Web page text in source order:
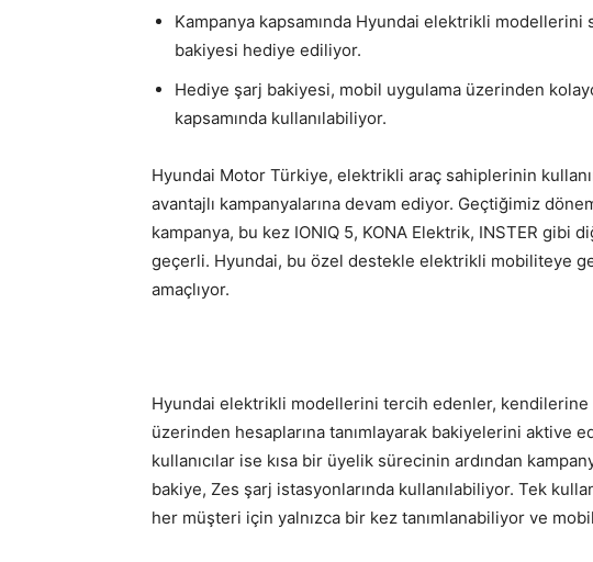
Kampanya kapsamında Hyundai elektrikli modellerini
bakiyesi hediye ediliyor.
Hediye şarj bakiyesi, mobil uygulama üzerinden
kapsamında kullanılabiliyor.
Hyundai Motor Türkiye, elektrikli araç sahiplerinin
avantajlı kampanyalarına devam ediyor. Geçtiğimiz
kampanya, bu kez IONIQ 5, KONA Elektrik, INSTER
geçerli. Hyundai, bu özel destekle elektrikli mobiliteye
amaçlıyor.
Hyundai elektrikli modellerini tercih edenler,
üzerinden hesaplarına tanımlayarak bakiyelerini aktive
kullanıcılar ise kısa bir üyelik sürecinin ardından
bakiye, Zes şarj istasyonlarında kullanılabiliyor. Tek
her müşteri için yalnızca bir kez tanımlanabiliyor ve